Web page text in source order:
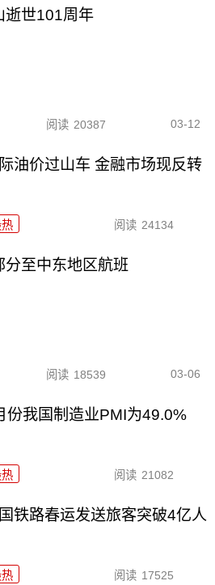
逝世101周年
阅读 20387 03-12
油价过山车 金融市场现反转
阅读 24134
至中东地区航班
阅读 18539 03-06
份我国制造业PMI为49.0%
阅读 21082
铁路春运发送旅客突破4亿人
阅读 17525